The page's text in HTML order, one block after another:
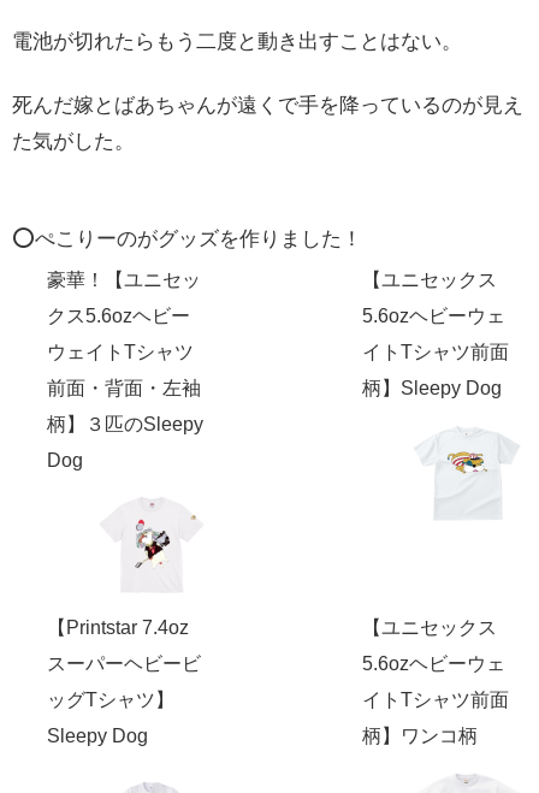
電池が切れたらもう二度と動き出すことはない。
死んだ嫁とばあちゃんが遠くで手を降っているのが見え
た気がした。
⭕️ぺこりーのがグッズを作りました！
豪華！【ユニセッ
クス5.6ozヘビー
ウェイトTシャツ
前面・背面・左袖
柄】３匹のSleepy
Dog
【ユニセックス
5.6ozヘビーウェ
イトTシャツ前面
柄】Sleepy Dog
【Printstar 7.4oz
スーパーヘビービ
ッグTシャツ】
Sleepy Dog
【ユニセックス
5.6ozヘビーウェ
イトTシャツ前面
柄】ワンコ柄